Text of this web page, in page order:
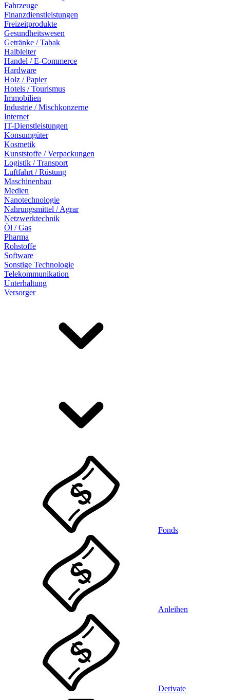
Fahrzeuge
Finanzdienstleistungen
Freizeitprodukte
Gesundheitswesen
Getränke / Tabak
Halbleiter
Handel / E-Commerce
Hardware
Holz / Papier
Hotels / Tourismus
Immobilien
Industrie / Mischkonzerne
Internet
IT-Dienstleistungen
Konsumgüter
Kosmetik
Kunststoffe / Verpackungen
Logistik / Transport
Luftfahrt / Rüstung
Maschinenbau
Medien
Nanotechnologie
Nahrungsmittel / Agrar
Netzwerktechnik
Öl / Gas
Pharma
Rohstoffe
Software
Sonstige Technologie
Telekommunikation
Unterhaltung
Versorger
Fonds
Anleihen
Derivate